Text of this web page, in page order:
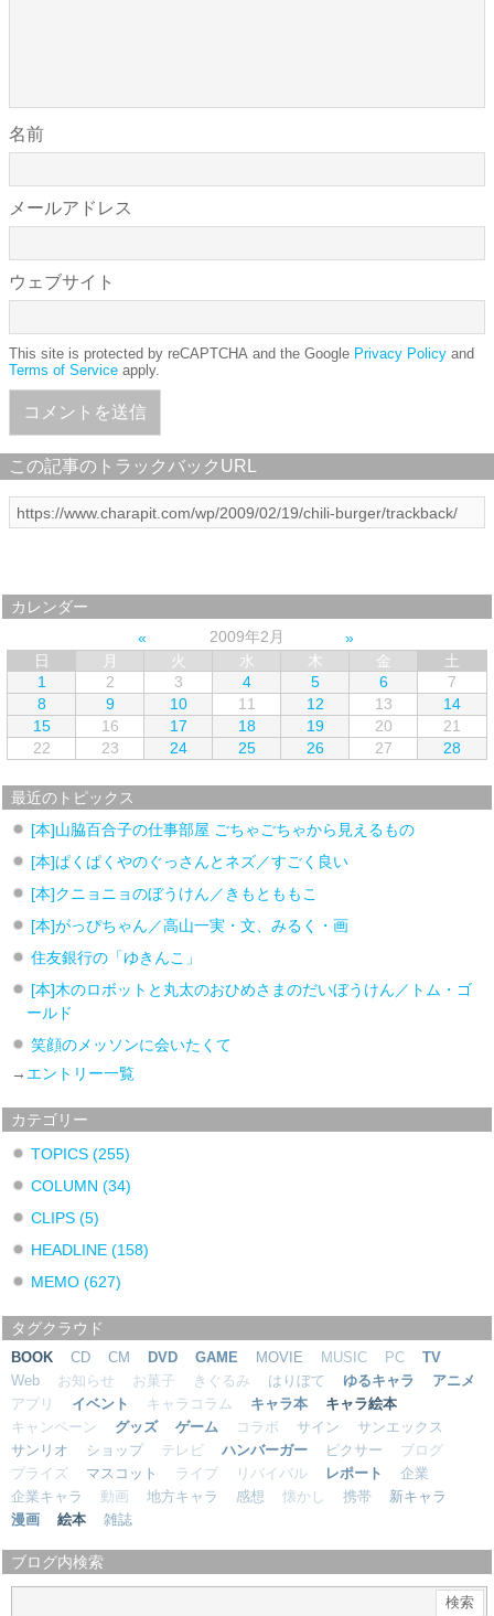
名前
メールアドレス
ウェブサイト
This site is protected by reCAPTCHA and the Google Privacy Policy and
Terms of Service apply.
この記事のトラックバックURL
カレンダー
2009年2月
日
月 火 水 木 金
土
1
2 3 4 5 6
7
8
9 10 11 12 13
14
15
16 17 18 19 20
21
22
23 24 25 26 27 28
最近のトピックス
[本]山脇百合子の仕事部屋 ごちゃごちゃから見えるもの
[本]ぱくぱくやのぐっさんとネズ／すごく良い
[本]クニョニョのぼうけん／きもとももこ
[本]がっぴちゃん／高山一実・文、みるく・画
住友銀行の「ゆきんこ」
[本]木のロボットと丸太のおひめさまのだいぼうけん／トム・ゴ
ールド
笑顔のメッソンに会いたくて
→ エントリー一覧
カテゴリー
TOPICS (255)
COLUMN (34)
CLIPS (5)
HEADLINE (158)
MEMO (627)
タグクラウド
BOOK CD CM DVD GAME MOVIE MUSIC PC
TV
Web
お知らせ お菓子 きぐるみ はりぼて ゆるキャラ
アニメ
アプリ
イベント キャラコラム キャラ本
キャラ絵本
キャンペーン
グッズ ゲーム コラボ サイン
サンエックス
サンリオ
ショップ テレビ ハンバーガー ピクサー
ブログ
プライズ
マスコット ライブ リバイバル レポート
企業
企業キャラ
動画 地方キャラ 感想 懐かし 携帯
新キャラ
漫画
絵本 雑誌
ブログ内検索